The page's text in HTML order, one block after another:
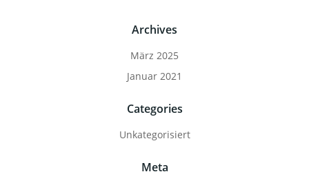
Archives
März 2025
Januar 2021
Categories
Unkategorisiert
Meta